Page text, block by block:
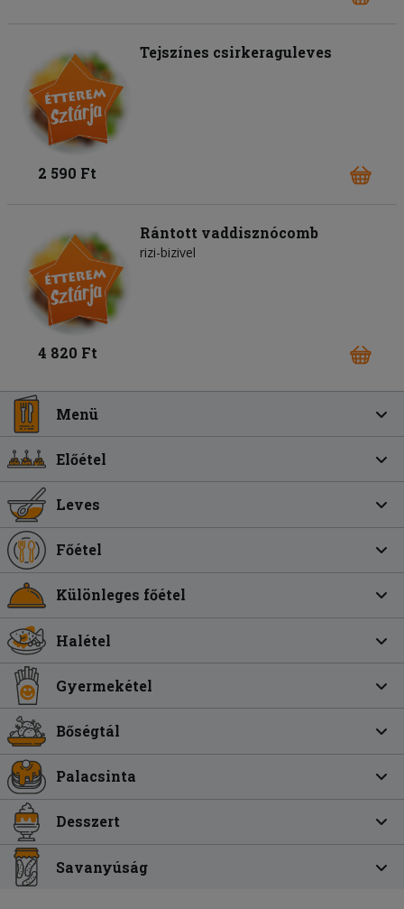
Tejszínes csirkeraguleves
2 590 Ft
Rántott vaddisznócomb
rizi-bizivel
4 820 Ft
Menü
Előétel
Leves
Főétel
Különleges főétel
Halétel
Gyermekétel
Bőségtál
Palacsinta
Desszert
Savanyúság